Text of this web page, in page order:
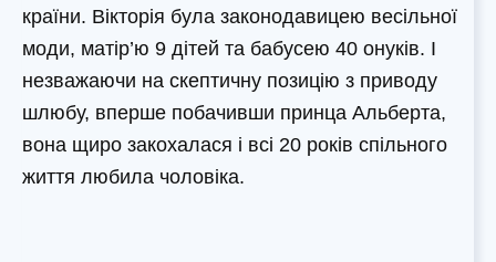
країни. Вікторія була законодавицею весільної
моди, матір’ю 9 дітей та бабусею 40 онуків. І
незважаючи на скептичну позицію з приводу
шлюбу, вперше побачивши принца Альберта,
вона щиро закохалася і всі 20 років спільного
життя любила чоловіка.